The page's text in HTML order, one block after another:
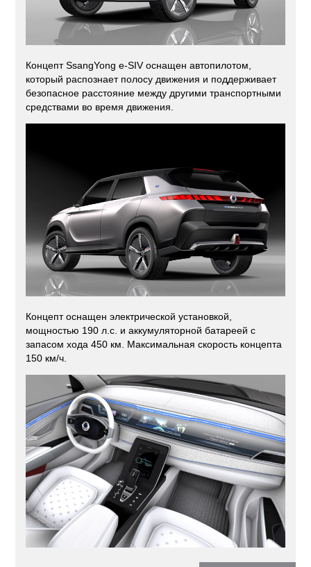
Концепт SsangYong e-SIV оснащен автопилотом,
который распознает полосу движения и поддерживает
безопасное расстояние между другими транспортными
средствами во время движения.
Концепт оснащен электрической установкой,
мощностью 190 л.с. и аккумуляторной батареей с
запасом хода 450 км. Максимальная скорость концепта
150 км/ч.